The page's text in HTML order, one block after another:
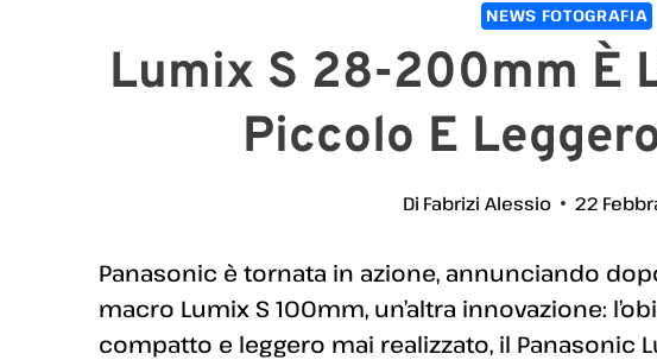
NEWS FOTOGRAFIA
Lumix S 28-200mm È
Piccolo E
Di Fabrizi Alessio 22
Panasonic è tornata in azione, annunciando
macro Lumix S 100mm, un’altra innovazione:
compatto e leggero mai realizzato, il Panasonic